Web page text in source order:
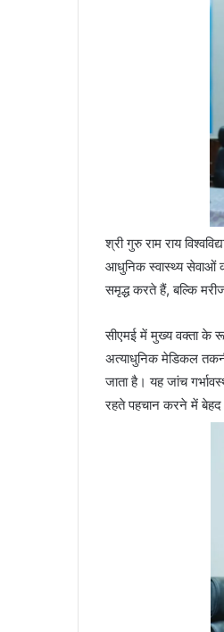
श्री गुरु राम राय
आधुनिक स्वास्थ्य सेवाओं
समृद्ध करते हैं, बल्कि
सीएमई में मुख्य वक्ता के
अत्याधुनिक मेडिकल
जाता है। यह जांच
रहते पहचान करने में बेहद